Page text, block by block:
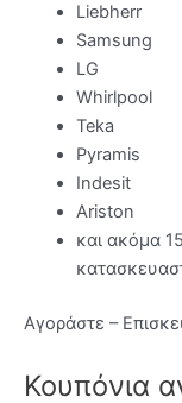
Liebherr
Samsung
LG
Whirlpool
Teka
Pyramis
Indesit
Ariston
και ακόμα
Αγοράστε –
Κουπόνια